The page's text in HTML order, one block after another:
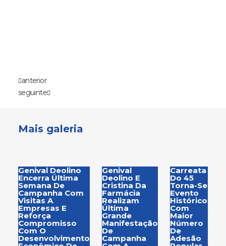
anterior
seguinte
Mais galeria
Genival Deolino
Encerra Última
Semana De
Campanha Com
Visitas A
Empresas E
Reforça
Compromisso
Com O
Desenvolvimento
Genival
Deolino E
Cristina Da
Farmácia
Realizam
Última
Grande
Manifestação
De
Campanha
Carreata
Do 45
Torna-Se
Evento
Histórico
Com
Maior
Número
De
Adesão